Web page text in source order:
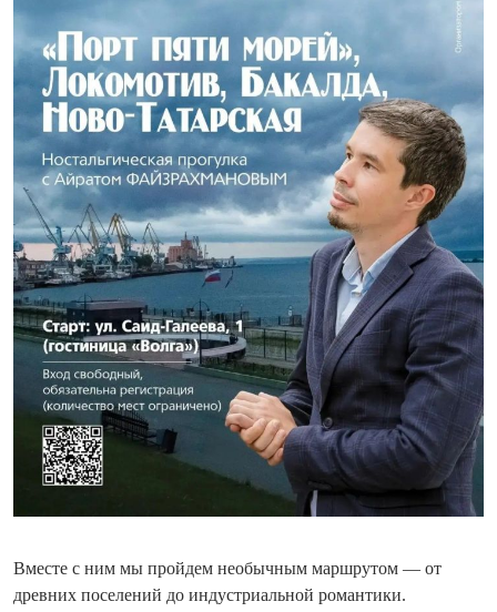
Вместе с ним мы пройдем необычным маршрутом — от
древних поселений до индустриальной романтики.